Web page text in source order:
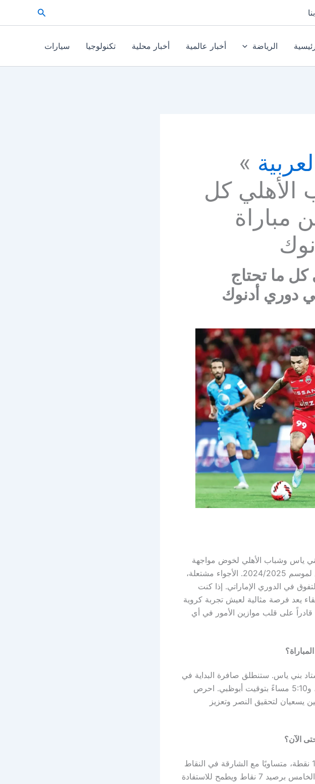
البحث
الرياضة أخبار عالمية أخبار محلية تكنولوجيا سيارات
كل
مباراة
ما تحتاج
دوري أدنوك
ياس وشباب الأهلي لخوض مواجهة
مثيرة ضمن الجولة الخامسة من دوري أدنوك للمحترفين لموسم 2024/2025. الأجواء مشتعلة،
في الدوري الإماراتي. إذا كنت
يعد فرصة مثالية لعيش تجربة كروية
قادراً على قلب موازين الأمور في أي
يوم الأحد، 6 أكتوبر 2024، على استاد بني ياس. ستنطلق صافرة البداية في
تمام الساعة 4:10 عصرًا بتوقيت القاهرة ومكة المكرمة، و5:10 مساءً بتوقيت أبوظبي. احرص
يسعيان لتحقيق النصر وتعزيز
الآن؟
يدخل شباب الأهلي هذا اللقاء في المركز الثاني برصيد 12 نقطة، متساويًا مع الشارقة في النقاط
ولكنه متأخر بفارق الأهداف. أما بني ياس فيحتل المركز الخامس برصيد 7 نقاط ويطمح للاستفادة